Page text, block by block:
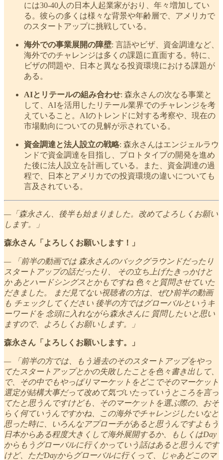
には30-40人の日本人起業家がおり、年々増加してい
る。彼らの多くは様々な背景や年齢層で、アメリカで
のスタートアップに挑戦している。
海外での事業展開の障壁: 言語やビザ、資金調達など、
海外でのチャレンジは多くの課題に直面する。特に、
ビザの問題や、日本と異なる投資環境における課題が
ある。
AIとリテールの組み合わせ: 森永さんの次なる事業と
して、AIを活用したリテール業界でのチャレンジを考
えていること。AIのトレンドに対する考察や、現在の
市場動向についての見解が示されている。
資金調達と法人設立の戦略: 森永さんはエンジェルラウ
ンドで資金調達を目指し、プロトタイプの開発を進め
た後に法人設立を計画している。また、資金調達の過
程で、日本とアメリカでの投資環境の違いについても
言及されている。
—「森永さん、後半も始まりました。改めてよろしくお願い
します。」
森永さん「よろしくお願いします！」
— 「前半の動画では 森永さんのバックグラウンドだったり
スタートアップの話だったり、 その立ち上げたきっかけと
か あとハードシングスとかもですね 色々と質問させていた
だきました。 まだ見てない視聴者の方は、ぜひ前半の動画
も チェックしてください 後半の方ではグローバルというキ
ーワードを 念頭に入れながら森永さんに 質問したいと思い
ますので、よろしくお願いします。」
森永さん「よろしくお願いします。」
— 「前半の方では、もう過去のそのスタートアップをやっ
てたスタートアップとかの失敗したことを色々書き出して、
で、その中でもやっぱりマーケットをどこでそのマーケット
選定が結構大事だって改めて気づいたっていうところを言っ
てたと思うんですけども、そのマーケットを選ぶ際の、おそ
らく何ていうんですかね、この海外でチャレンジしたいなと
思った時に、いろんなアプローチがあると思うんですよもう
日本からある程度大きくして海外展開するか、もしくはDay
からもうグローバルに行くかっていう話はあると思うんです
けど、ただDayからグローバルに行くって、じゃあどこのマ